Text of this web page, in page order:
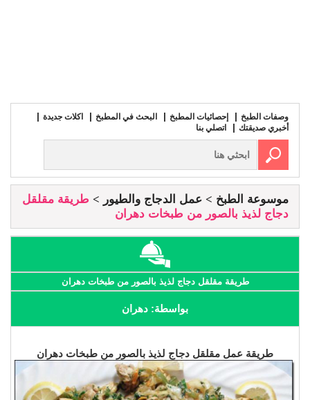
وصفات الطبخ إحصائيات المطبخ البحث في المطبخ
اكلات جديدة
أخبري صديقتك
اتصلي بنا
موسوعة الطبخ عمل الدجاج والطيور
طريقة مقلقل
دجاج لذيذ بالصور من طبخات دهران
طريقة مقلقل دجاج لذيذ بالصور من طبخات دهران
بواسطة: دهران
طريقة عمل مقلقل دجاج لذيذ بالصور من طبخات دهران